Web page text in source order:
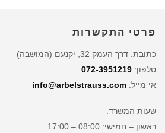
פרטי התקשרות
כתובת: דרך העמק 32, יקנעם (המושבה)
טלפון: 072-3951219
אי מייל: info@arbelstrauss.com
שעות המשרד:
ראשון – חמישי: 08:00 – 17:00